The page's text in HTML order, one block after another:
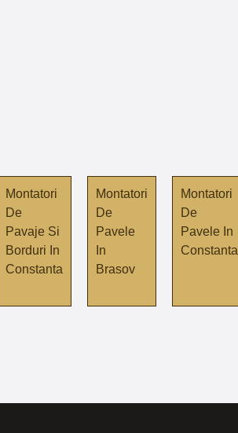
Montatori
De
Pavaje Si
Borduri In
Constanta
Montatori
De
Pavele
In
Brasov
Montatori
De
Pavele In
Constanta